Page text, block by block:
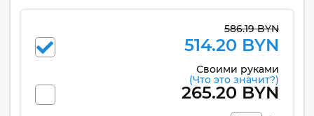
586.19 BYN
514.20 BYN
Своими руками
(Что это значит?)
265.20 BYN